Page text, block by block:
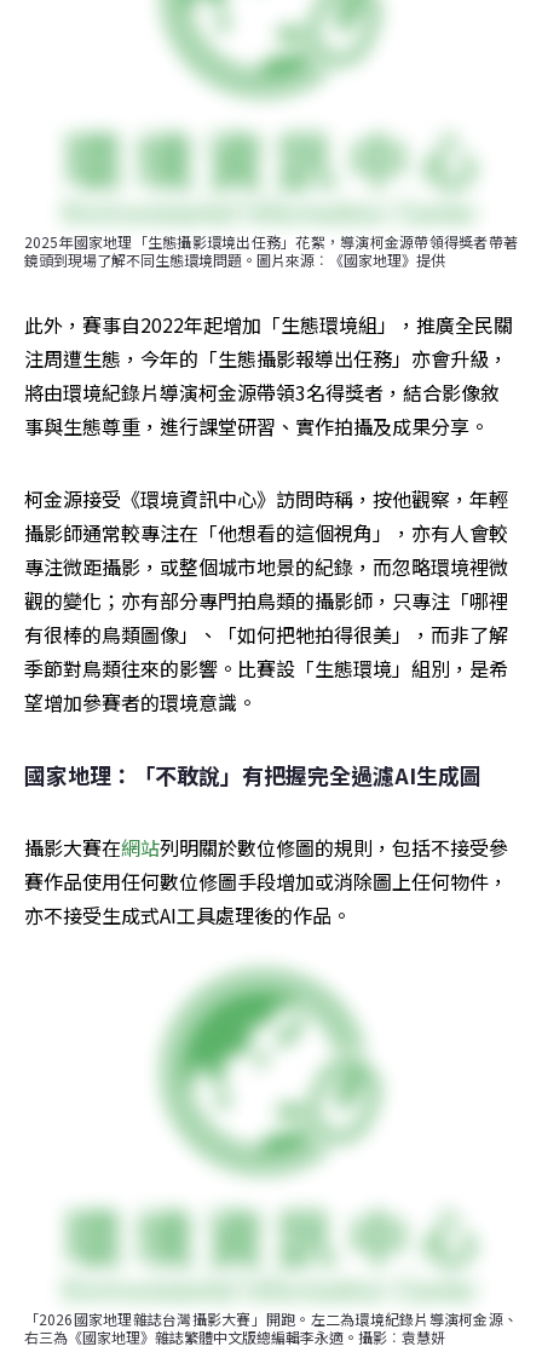
2025年國家地理「生態攝影環境出任務」花絮，導演柯金源帶領得獎者帶著
鏡頭到現場了解不同生態環境問題。圖片來源︰《國家地理》提供
此外，賽事自2022年起增加「生態環境組」，推廣全民關
注周遭生態，今年的「生態攝影報導出任務」亦會升級，
將由環境紀錄片導演柯金源帶領3名得獎者，結合影像敘
事與生態尊重，進行課堂研習、實作拍攝及成果分享。
柯金源接受《環境資訊中心》訪問時稱，按他觀察，年輕
攝影師通常較專注在「他想看的這個視角」，亦有人會較
專注微距攝影，或整個城市地景的紀錄，而忽略環境裡微
觀的變化；亦有部分專門拍鳥類的攝影師，只專注「哪裡
有很棒的鳥類圖像」、「如何把牠拍得很美」，而非了解
季節對鳥類往來的影響。比賽設「生態環境」組別，是希
望增加參賽者的環境意識。
國家地理：「不敢說」有把握完全過濾AI生成圖
攝影大賽在網站列明關於數位修圖的規則，包括不接受參
賽作品使用任何數位修圖手段增加或消除圖上任何物件，
亦不接受生成式AI工具處理後的作品。
「2026國家地理雜誌台灣攝影大賽」開跑。左二為環境紀錄片導演柯金源、
右三為《國家地理》雜誌繁體中文版總編輯李永適。攝影︰袁慧妍